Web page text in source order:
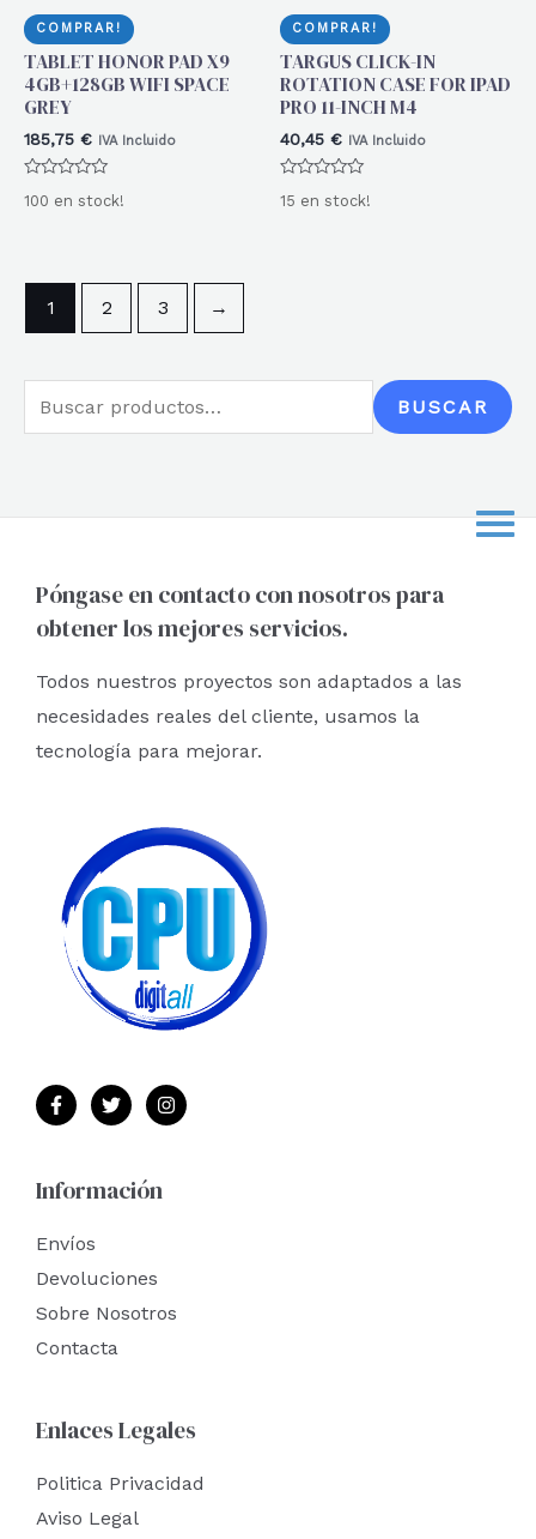
u
c
BUSCAR
COMPRAR!
TABLET HONOR PAD X9
4GB+128GB WIFI SPACE
GREY
185,75 € IVA Incluido
con
100 en stock!
COMPRAR!
TARGUS CLICK-IN
ROTATION CASE FOR IPAD
PRO 11-INCH M4
40,45 € IVA Incluido
con
15 en stock!
1 2 3 →
Póngase en contacto con nosotros para
obtener los mejores servicios.
Todos nuestros proyectos son adaptados a las
necesidades reales del cliente, usamos la
tecnología para mejorar.
Información
Envíos
Devoluciones
Sobre Nosotros
Contacta
Enlaces Legales
Politica Privacidad
Aviso Legal